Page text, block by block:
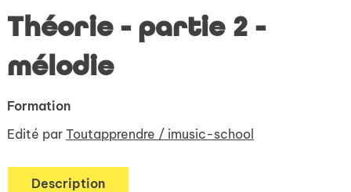
Théorie - partie 2 -
mélodie
Formation
Edité par Toutapprendre / imusic-school
Description